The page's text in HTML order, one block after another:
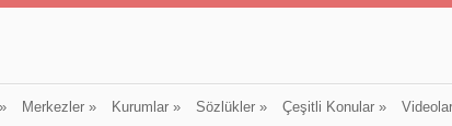
Merkezler» Kurumlar» Sözlükler» Çeşitli Konular» Videolar